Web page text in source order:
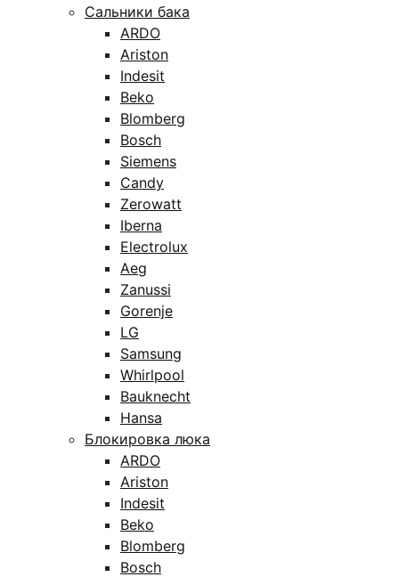
Сальники бака
ARDO
Ariston
Indesit
Beko
Blomberg
Bosch
Siemens
Candy
Zerowatt
Iberna
Electrolux
Aeg
Zanussi
Gorenje
LG
Samsung
Whirlpool
Bauknecht
Hansa
Блокировка люка
ARDO
Ariston
Indesit
Beko
Blomberg
Bosch